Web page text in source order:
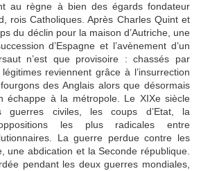
au règne à bien des égards fondateur
rois Catholiques. Après Charles Quint et
du déclin pour la maison d’Autriche, une
d’Espagne et l’avènement d’un
n’est que provisoire : chassés par
reviennent grâce à l’insurrection
des Anglais alors que désormais
échappe à la métropole. Le XIXe siècle
civiles, les coups d’Etat, la
les plus radicales entre
La guerre perdue contre les
une abdication et la Seconde république.
pendant les deux guerres mondiales,